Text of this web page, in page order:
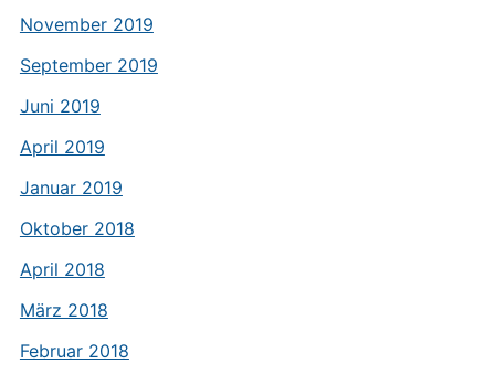
November 2019
September 2019
Juni 2019
April 2019
Januar 2019
Oktober 2018
April 2018
März 2018
Februar 2018